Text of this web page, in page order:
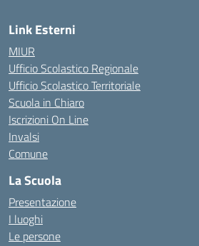
Link Esterni
MIUR
Ufficio Scolastico Regionale
Ufficio Scolastico Territoriale
Scuola in Chiaro
Iscrizioni On Line
Invalsi
Comune
La Scuola
Presentazione
I luoghi
Le persone